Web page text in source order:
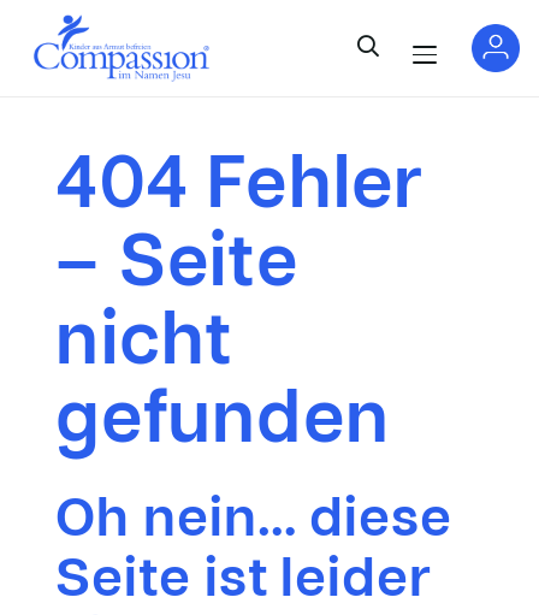
404 Fehler
– Seite
nicht
gefunden
Oh nein… diese
Seite ist leider